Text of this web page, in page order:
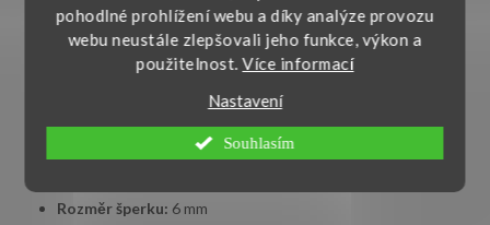
pohodlné prohlížení webu a díky analýze provozu
webu neustále zlepšovali jeho funkce, výkon a
použitelnost.Více informací
Nastavení
Souhlasím
Materiál:stříbro 925/1000, povrchová úprava rhodiem
Typ:náušnice pecky
Hlavní kámen:syntetický opál
Tvar šperku:kulatý tvar, pecky
kulatý tvar
Rozměr šperku: 6 mm